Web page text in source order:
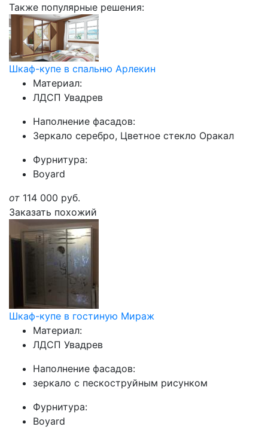
Также популярные решения:
Шкаф-купе в спальню Арлекин
Материал:
ЛДСП Увадрев
Наполнение фасадов:
Зеркало серебро, Цветное стекло Оракал
Фурнитура:
Boyard
от 114 000 руб.
Заказать похожий
Шкаф-купе в гостиную Мираж
Материал:
ЛДСП Увадрев
Наполнение фасадов:
зеркало с пескоструйным рисунком
Фурнитура:
Boyard